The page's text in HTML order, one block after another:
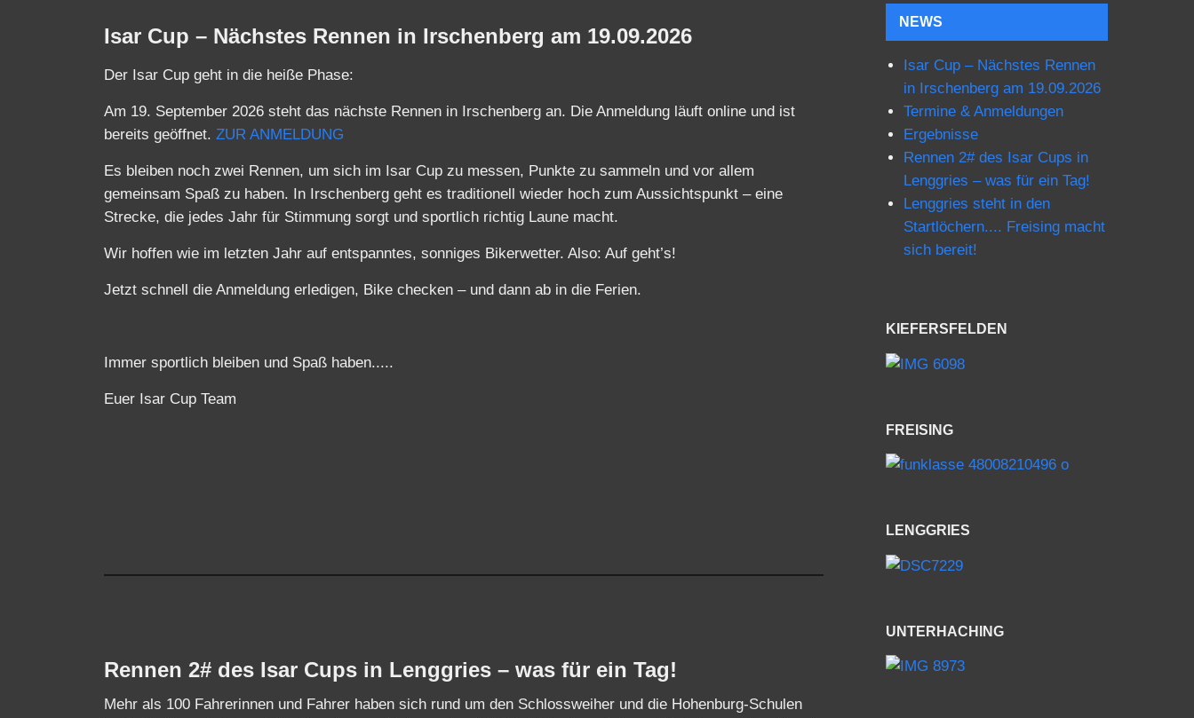
Isar Cup – Nächstes Rennen in Irschenberg am 19.09.2026
Der Isar Cup geht in die heiße Phase:
Am 19. September 2026 steht das nächste Rennen in Irschenberg an. Die Anmeldung läuft online und ist
bereits geöffnet. ZUR ANMELDUNG
Es bleiben noch zwei Rennen, um sich im Isar Cup zu messen, Punkte zu sammeln und vor allem
gemeinsam Spaß zu haben. In Irschenberg geht es traditionell wieder hoch zum Aussichtspunkt – eine
Strecke, die jedes Jahr für Stimmung sorgt und sportlich richtig Laune macht.
Wir hoffen wie im letzten Jahr auf entspanntes, sonniges Bikerwetter. Also: Auf geht’s!
Jetzt schnell die Anmeldung erledigen, Bike checken – und dann ab in die Ferien.
Immer sportlich bleiben und Spaß haben.....
Euer Isar Cup Team
Rennen 2# des Isar Cups in Lenggries – was für ein Tag!
Mehr als 100 Fahrerinnen und Fahrer haben sich rund um den Schlossweiher und die Hohenburg‑Schulen
NEWS
Isar Cup – Nächstes Rennen
in Irschenberg am 19.09.2026
Termine & Anmeldungen
Ergebnisse
Rennen 2# des Isar Cups in
Lenggries – was für ein Tag!
Lenggries steht in den
Startlöchern.... Freising macht
sich bereit!
KIEFERSFELDEN
FREISING
LENGGRIES
UNTERHACHING